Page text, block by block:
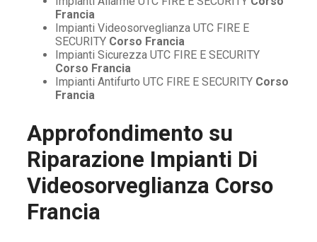
Francia
Impianti Videosorveglianza UTC FIRE E
SECURITY Corso Francia
Impianti Sicurezza UTC FIRE E SECURITY
Corso Francia
Impianti Antifurto UTC FIRE E SECURITY Corso
Francia
Approfondimento su
Riparazione Impianti Di
Videosorveglianza Corso
Francia